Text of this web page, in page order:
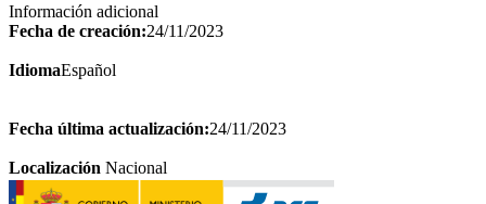
Información adicional
Fecha de creación:24/11/2023
IdiomaEspañol
Fecha última actualización:24/11/2023
Localización Nacional